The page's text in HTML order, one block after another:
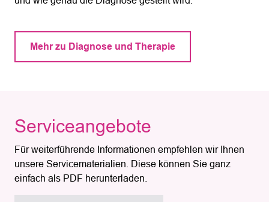
Mehr zu Diagnose und Therapie
Serviceangebote
Für weiterführende Informationen empfehlen wir Ihnen
unsere Servicematerialien. Diese können Sie ganz
einfach als PDF herunterladen.